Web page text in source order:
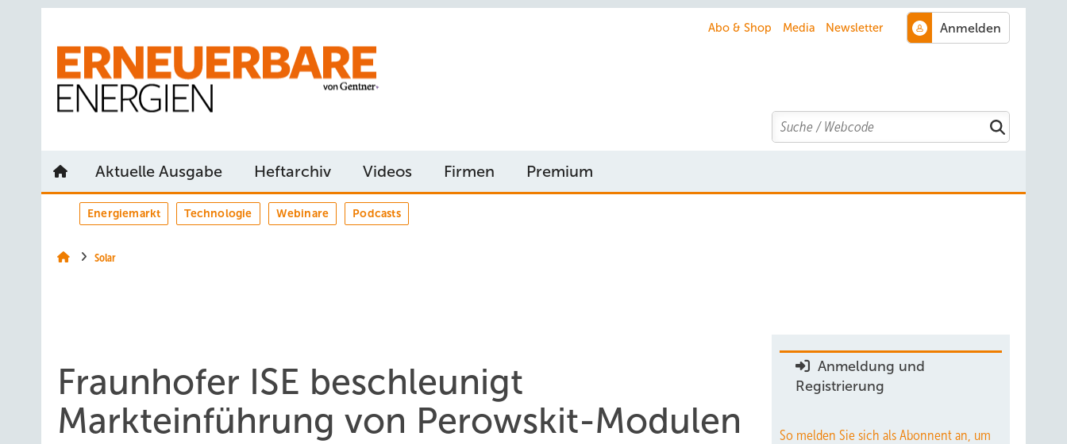
Abo & Shop Media Newsletter
Search
Aktuelle Ausgabe Heftarchiv Videos Firmen Premium
Energiemarkt Technologie Webinare Podcasts
Solar
Fraunhofer ISE beschleunigt
Markteinführung von Perowskit-Modulen
Anmeldung und
Registrierung
So melden Sie sich als Abonnent an, um